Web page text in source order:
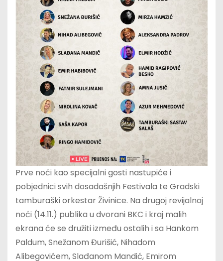
Prve noći kao specijalni gosti nastupiće i
pobjednici svih dosadašnjih Festivala te Gradski
tamburaški orkestar Živinice. Na drugoj revijalnoj
noći (14.11.) publika u dvorani BKC i kraj malih
ekrana će se družiti između ostalih i sa Hankom
Paldum, Snežanom Đurišić, Nihadom
Alibegovićem, Slađanom Mandić, Emirom